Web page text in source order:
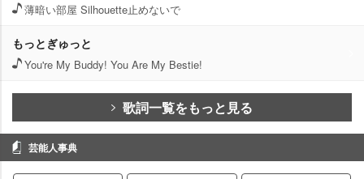
薄暗い部屋 Silhouette止めないで
もっとぎゅっと
You're My Buddy! You Are My Bestie!
歌詞一覧をもっと見る
芸能人事典